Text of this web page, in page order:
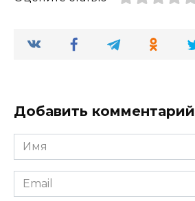
Добавить комментарий
Имя
*
Email
*